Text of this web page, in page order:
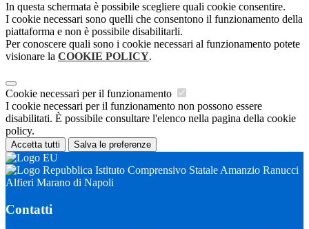
In questa schermata è possibile scegliere quali cookie consentire.
I cookie necessari sono quelli che consentono il funzionamento della
piattaforma e non è possibile disabilitarli.
Per conoscere quali sono i cookie necessari al funzionamento potete
visionare la COOKIE POLICY.
Cookie necessari per il funzionamento
I cookie necessari per il funzionamento non possono essere
disabilitati. È possibile consultare l'elenco nella pagina della cookie
policy.
Accetta tutti Salva le preferenze
Istituto Comprensivo Statale Amanzio Ranucci
Alfieri Marano di Napoli
Contatti